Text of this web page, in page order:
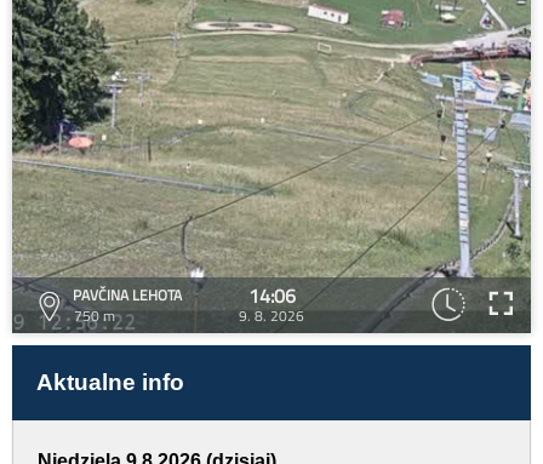
PAVČINA LEHOTA
750 m
14:06
9. 8. 2026
Aktualne info